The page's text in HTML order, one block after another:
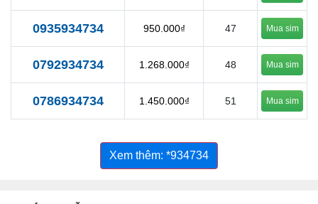
0935934734 950.000₫ 47 Mua sim
0792934734 1.268.000₫ 48 Mua sim
0786934734 1.450.000₫ 51 Mua sim
Xem thêm: *934734